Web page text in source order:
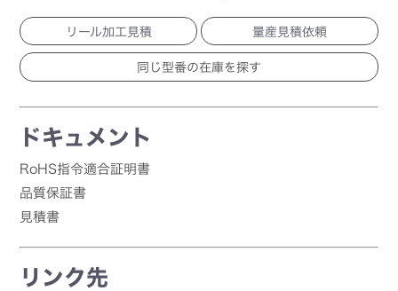
リール加工見積 量産見積依頼
ドキュメント
RoHS指令適合証明書
品質保証書
見積書
リンク先